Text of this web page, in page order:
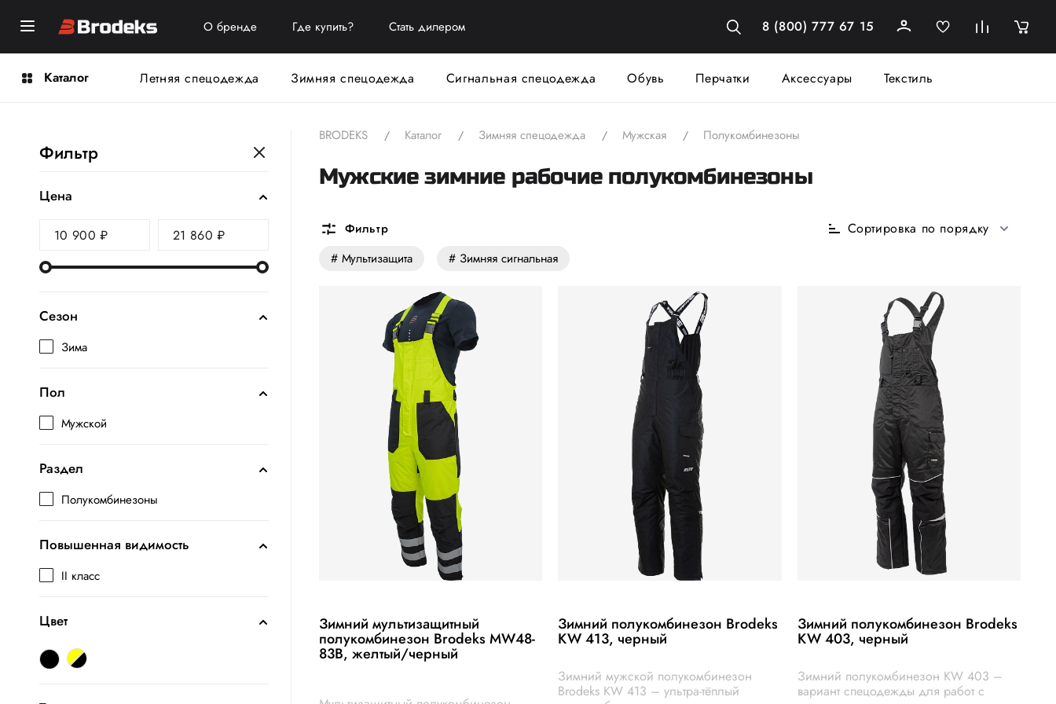
О бренде Где купить? Стать дилером 8 (800) 777 67 15
Каталог Летняя спецодежда Зимняя спецодежда Сигнальная спецодежда Обувь Перчатки Аксессуары Текстиль
Фильтр
Цена
Сезон
Зима
Пол
Мужской
Раздел
Полукомбинезоны
Повышенная видимость
II класс
Цвет
BRODEKS Каталог Зимняя спецодежда Мужская Полукомбинезоны
Мужские зимние рабочие полукомбинезоны
Фильтр
# Мультизащита
# Зимняя сигнальная
Сортировка по порядку
Зимний мультизащитный
полукомбинезон Brodeks MW48-
83В, желтый/черный
Зимний полукомбинезон Brodeks
KW 413, черный
Зимний мужской полукомбинезон
Brodeks KW 413 – ультра-тёплый
Зимний полукомбинезон Brodeks
KW 403, черный
Зимний полукомбинезон KW 403 –
вариант спецодежды для работ с